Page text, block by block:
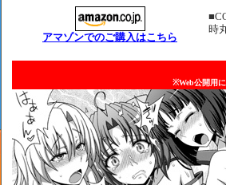
アマゾンでのご購入はこちら
時
※Web公開用